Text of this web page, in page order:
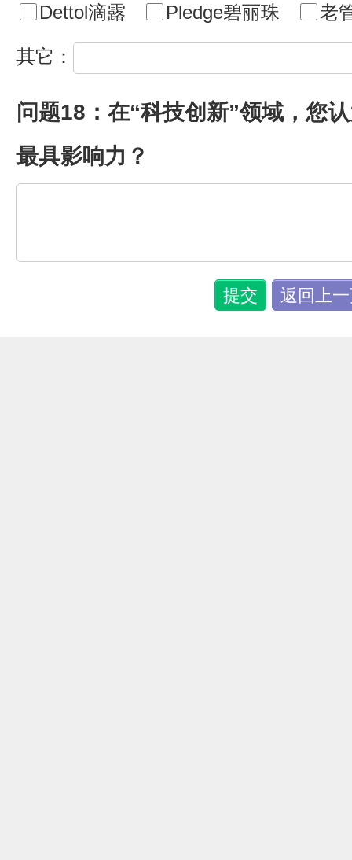
Dettol滴露
Pledge碧丽珠 老
其它：
问题18：在“科技创新”领域，您
最具影响力？